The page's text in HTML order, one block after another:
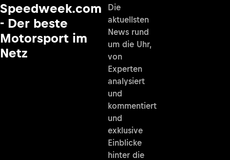
Speedweek.com
- Der beste
Motorsport im
Netz
Die
aktuellsten
News rund
um die Uhr,
von
Experten
analysiert
und
kommentiert
und
exklusive
Einblicke
hinter die